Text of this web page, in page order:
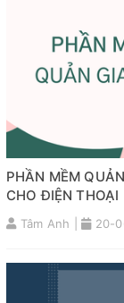
PHẦN MỀM
CHO ĐIỆN THOẠI
Tâm Anh | 20-